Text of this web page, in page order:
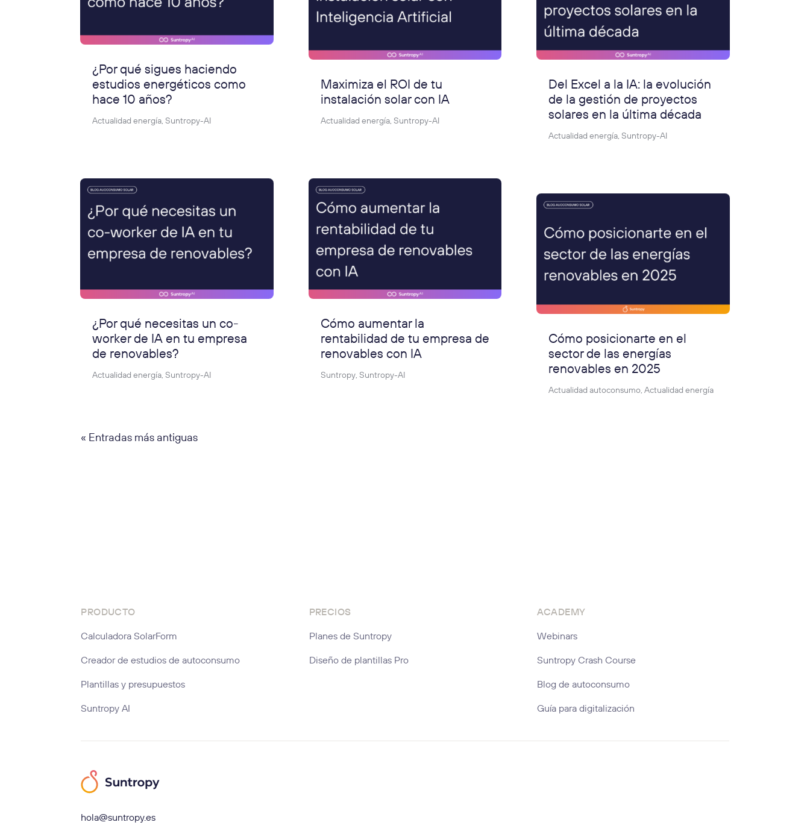
¿Por qué sigues haciendo
estudios energéticos como
hace 10 años?
Actualidad energía ,Suntropy-AI
¿Por qué necesitas un co-
worker de IA en tu empresa
de renovables?
Actualidad energía,Suntropy-AI
Maximiza el ROI de tu
instalación solar con IA
Actualidad energía, Suntropy-AI
Cómo aumentar la
rentabilidad de tu empresa de
renovables con IA
Suntropy, Suntropy-AI
Del Excel a la IA: la evolución
de la gestión de proyectos
solares en la última década
Actualidad energía, Suntropy-AI
Cómo posicionarte en el
sector de las energías
renovables en 2025
Actualidad autoconsumo, Actualidad energía
« Entradas más antiguas
PRODUCTO
Calculadora SolarForm
Creador de estudios de autoconsumo
Plantillas y presupuestos
Suntropy AI
PRECIOS
Planes de Suntropy
Diseño de plantillas Pro
ACADEMY
Webinars
Suntropy Crash Course
Blog de autoconsumo
Guía para digitalización
hola@suntropy.es